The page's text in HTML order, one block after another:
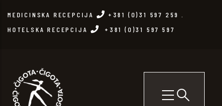
MEDICINSKA RECEPCIJA +381 (0)31 597 259
HOTELSKA RECEPCIJA
+381 (0)31 597 597